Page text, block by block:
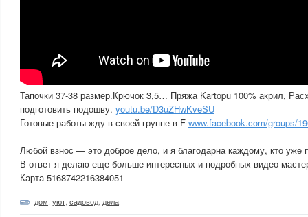
Тапочки 37-38 размер.Крючок 3,5… Пряжа Kartopu 100% акрил,
подготовить подошву. youtu.be/D3uZHwKveSU
Готовые работы жду в своей группе в F www.facebook.com/groups/
Любой взнос — это доброе дело, и я благодарна каждому, кто уже
В ответ я делаю еще больше интересных и подробных видео
Карта 5168742216384051
дом уют садовод дела